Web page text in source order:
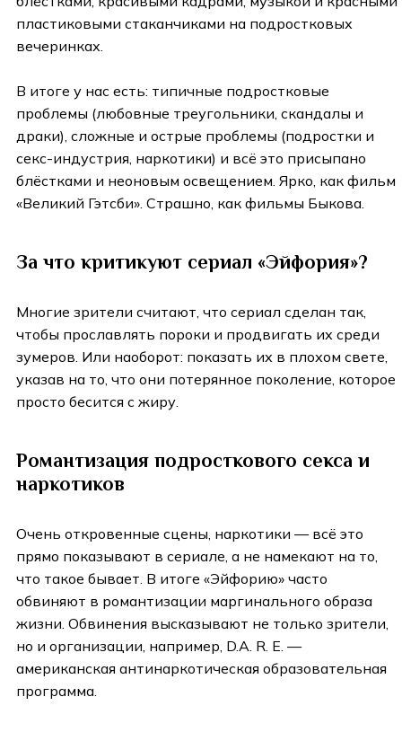
пластиковыми стаканчиками на подростковых
вечеринках.
В итоге у нас есть: типичные подростковые
проблемы (любовные треугольники, скандалы и
драки), сложные и острые проблемы (подростки и
секс-индустрия, наркотики) и всё это присыпано
блёстками и неоновым освещением. Ярко, как фильм
«Великий Гэтсби». Страшно, как фильмы Быкова.
За что критикуют сериал «Эйфория»?
Многие зрители считают, что сериал сделан так,
чтобы прославлять пороки и продвигать их среди
зумеров. Или наоборот: показать их в плохом свете,
указав на то, что они потерянное поколение, которое
просто бесится с жиру.
Романтизация подросткового секса и
наркотиков
Очень откровенные сцены, наркотики — всё это
прямо показывают в сериале, а не намекают на то,
что такое бывает. В итоге «Эйфорию» часто
обвиняют в романтизации маргинального образа
жизни. Обвинения высказывают не только зрители,
но и организации, например, D.A. R. E. —
американская антинаркотическая образовательная
программа.